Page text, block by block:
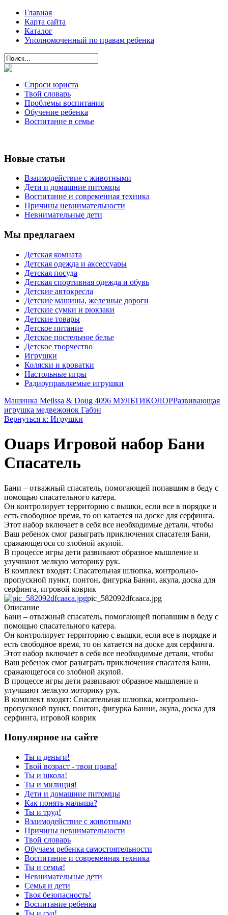
Главная
Карта сайта
Каталог
Уполномоченный по правам ребенка
Спроси юриста
Твой словарь
Проблемы воспитания
Обучение ребенка
Воспитание в семье
Новые статьи
Взаимодействие с животными
Дети и домашние питомцы
Воспитание и современная техника
Причины невнимательности
Невнимательные дети
Мы предлагаем
Детская комната
Детская одежда и аксессуары
Детская посуда
Детская спортивная одежда и обувь
Детские автокресла
Детские машины, железные дороги
Детские сумки и рюкзаки
Детские товары
Детское питание
Детское постельное белье
Детское творчество
Игрушки
Коляски и кроватки
Настольные игры
Радиоуправляемые игрушки
Машинка Melissa & Doug 4096 МУЛЬТИКОЛОРРазвивающая
игрушка медвежонок Габэн
Вернуться к: Игрушки
Ouaps Игровой набор Бани
Спасатель
Бани – отважный спасатель, помогающей попавшим в беду с
помощью спасательного катера.
Он контролирует территорию с вышки, если все в порядке и
есть свободное время, то он катается на доске для серфинга.
Этот набор включает в себя все необходимые детали, чтобы
Ваш ребенок смог разыграть приключения спасателя Бани,
сражающегося со злобной акулой.
В процессе игры дети развивают образное мышление и
улучшают мелкую моторику рук.
В комплект входят: Спасательная шлюпка, контрольно-
пропускной пункт, понтон, фигурка Банни, акула, доска для
серфинга, игровой коврик
pic_582092dfcaaca.jpg
Описание
Бани – отважный спасатель, помогающей попавшим в беду с
помощью спасательного катера.
Он контролирует территорию с вышки, если все в порядке и
есть свободное время, то он катается на доске для серфинга.
Этот набор включает в себя все необходимые детали, чтобы
Ваш ребенок смог разыграть приключения спасателя Бани,
сражающегося со злобной акулой.
В процессе игры дети развивают образное мышление и
улучшают мелкую моторику рук.
В комплект входят: Спасательная шлюпка, контрольно-
пропускной пункт, понтон, фигурка Банни, акула, доска для
серфинга, игровой коврик
Популярное на сайте
Ты и деньги!
Твой возраст - твои права!
Ты и школа!
Ты и милиция!
Дети и домашние питомцы
Как понять малыша?
Ты и труд!
Взаимодействие с животными
Причины невнимательности
Твой словарь
Обучаем ребенка самостоятельности
Воспитание и современная техника
Ты и семья!
Невнимательные дети
Семья и дети
Твоя безопасность!
Воспитание ребенка